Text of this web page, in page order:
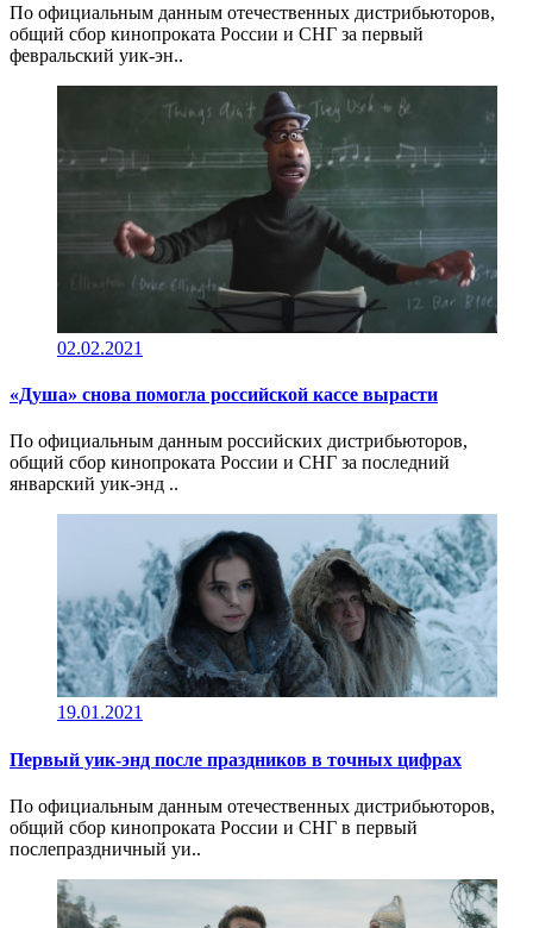
По официальным данным отечественных дистрибьюторов,
общий сбор кинопроката России и СНГ за первый
февральский уик-эн..
02.02.2021
«Душа» снова помогла российской кассе вырасти
По официальным данным российских дистрибьюторов,
общий сбор кинопроката России и СНГ за последний
январский уик-энд ..
19.01.2021
Первый уик-энд после праздников в точных цифрах
По официальным данным отечественных дистрибьюторов,
общий сбор кинопроката России и СНГ в первый
послепраздничный уи..